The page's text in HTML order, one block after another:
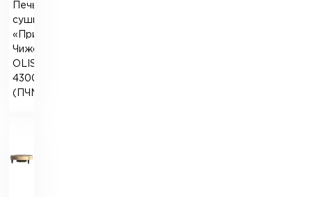
Печь
сушильная
«Прибор
Чижовой»
OLISLAB
4300
(ПЧМЦ)